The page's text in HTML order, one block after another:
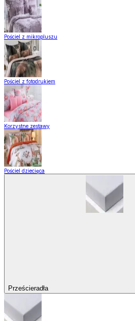
Pościel z mikropluszu
Pościel z fotodrukiem
Korzystne zestawy
Pościel dziecięca
Prześcieradła